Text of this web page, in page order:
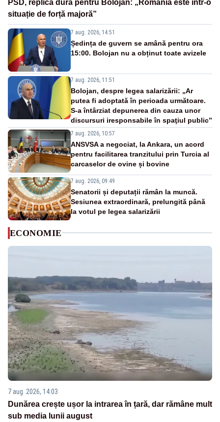
PSD, replică dură pentru Bolojan: „România este într-o
situație de forță majoră”
7 aug. 2026, 14:51
Ședința de guvern se amână pentru ora
15:00. Bolojan nu a obținut toate avizele
7 aug. 2026, 11:51
Bolojan, despre legea salarizării: „Ar
putea fi adoptată în perioada următoare.
S-a întârziat depunerea din cauza unor
discursuri iresponsabile în spaţiul public”
7 aug. 2026, 10:57
ANSVSA a negociat, la Ankara, un acord
pentru facilitarea tranzitului prin Turcia al
carcaselor de ovine și bovine
7 aug. 2026, 09:49
Senatorii și deputații rămân la muncă.
Sesiunea extraordinară, prelungită până
la votul pe legea salarizării
ECONOMIE
7 aug. 2026, 14:03
Dunărea crește ușor la intrarea în țară, dar rămâne mult
sub media lunii august